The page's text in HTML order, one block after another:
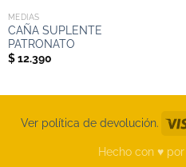
MEDIAS
CAÑA SUPLENTE
PATRONATO
$12.390
Ver política de devolución.
Hecho con ♥︎ por